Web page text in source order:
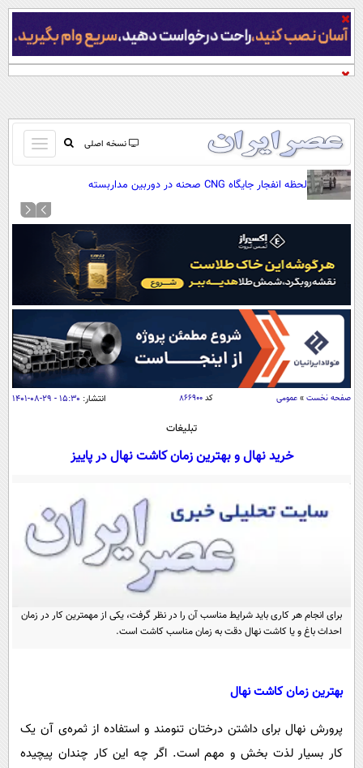
نسخه اصلی
باز
و
کردن
منو
صفحه اول
آرشیو
نظرسنجی
آب و هوا
اوقات شرعی
سواد زندگی
اقتصاد
اقتصادی
خودرو
جامعه
اجتماعی
سلامت
یک برش دانایی
محیط زیست
ورزشی
سیاست خارجی
فرهنگ و هنر
فناوری و It
اخبار کریپتو
قرآن
سرگرمی
فیلم
سرگرمی
پیامک
لحظه انفجار جایگاه CNG صحنه در دوربین مداربسته
صفحه نخست » عمومی کد۸۶۶۹۰۰ انتشار: ۱۵:۳۰ - ۲۹-۰۸-۱۴۰۱
تبلیغات
خرید نهال و بهترین زمان کاشت نهال در پاییز
برای انجام هر کاری باید شرایط مناسب آن را در نظر گرفت، یکی از مهمترین کار در زمان
احداث باغ و یا کاشت نهال دقت به زمان مناسب کاشت است.
بهترین زمان کاشت نهال
پرورش نهال برای داشتن درختان تنومند و استفاده از ثمره‌ی آن یک
کار بسیار لذت بخش و مهم است. اگر چه این کار چندان پیچیده